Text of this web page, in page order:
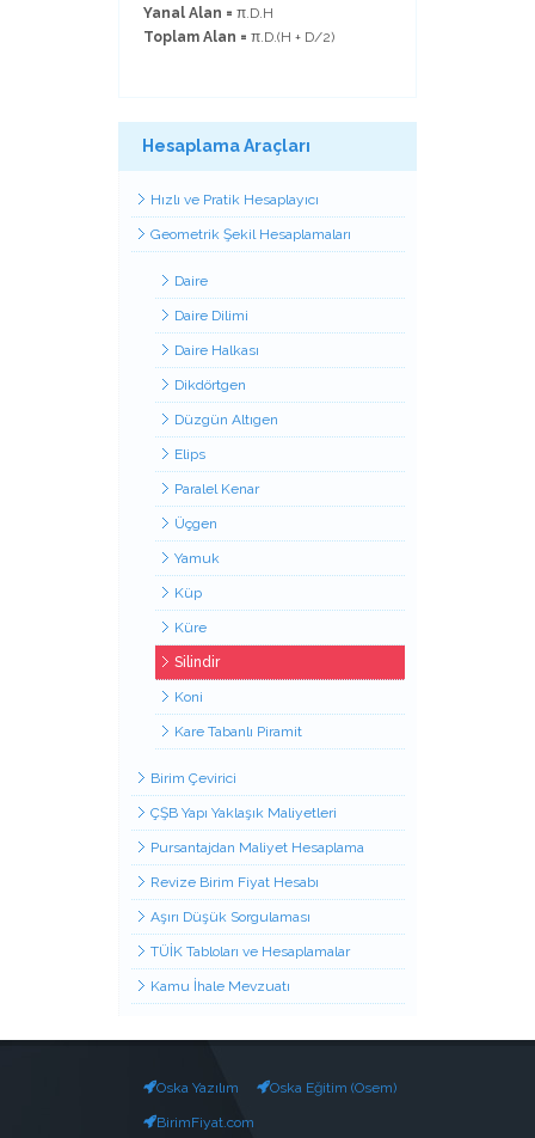
Yanal Alan = π.D.H
Toplam Alan = π.D.(H + D/2)
Hesaplama Araçları
Hızlı ve Pratik Hesaplayıcı
Geometrik Şekil Hesaplamaları
Daire
Daire Dilimi
Daire Halkası
Dikdörtgen
Düzgün Altıgen
Elips
Paralel Kenar
Üçgen
Yamuk
Küp
Küre
Silindir
Koni
Kare Tabanlı Piramit
Birim Çevirici
ÇŞB Yapı Yaklaşık Maliyetleri
Pursantajdan Maliyet Hesaplama
Revize Birim Fiyat Hesabı
Aşırı Düşük Sorgulaması
TÜİK Tabloları ve Hesaplamalar
Kamu İhale Mevzuatı
Oska Yazılım Oska Eğitim (Osem)
BirimFiyat.com